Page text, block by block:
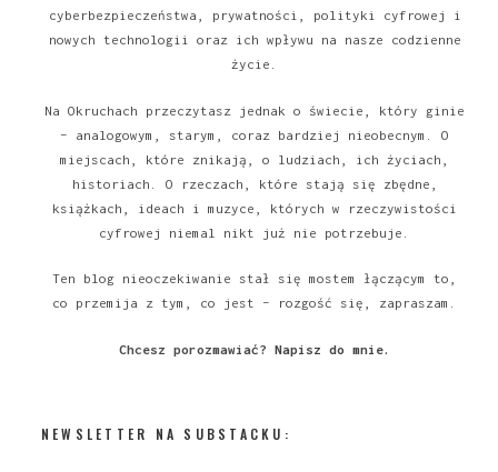
cyberbezpieczeństwa, prywatności, polityki cyfrowej i
nowych technologii oraz ich wpływu na nasze codzienne
życie.
Na Okruchach przeczytasz jednak o świecie, który ginie
– analogowym, starym, coraz bardziej nieobecnym. O
miejscach, które znikają, o ludziach, ich życiach,
historiach. O rzeczach, które stają się zbędne,
książkach, ideach i muzyce, których w rzeczywistości
cyfrowej niemal nikt już nie potrzebuje.
Ten blog nieoczekiwanie stał się mostem łączącym to,
co przemija z tym, co jest – rozgość się, zapraszam.
Chcesz porozmawiać? Napisz do mnie.
NEWSLETTER NA SUBSTACKU: